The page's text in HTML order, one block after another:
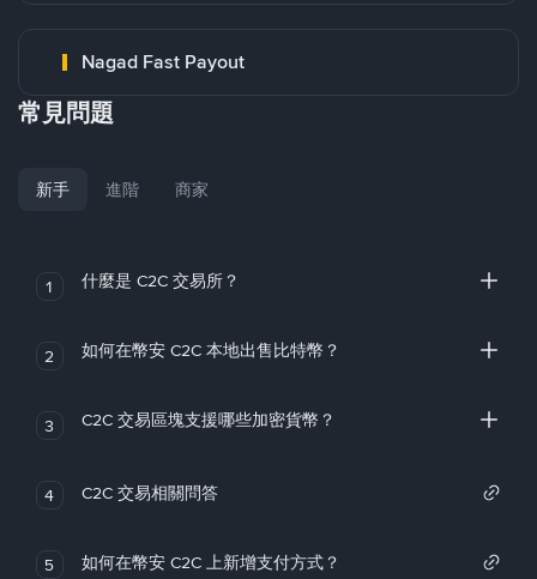
Nagad Fast Payout
常見問題
新手 進階 商家
1 什麼是 C2C 交易所？
2 如何在幣安 C2C 本地出售比特幣？
3 C2C 交易區塊支援哪些加密貨幣？
4 C2C 交易相關問答
5 如何在幣安 C2C 上新增支付方式？